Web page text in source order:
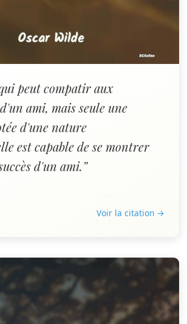
peut compatir aux
ami, mais seule une
d'une nature
est capable de se montrer
d'un ami.”
Voir la citation →